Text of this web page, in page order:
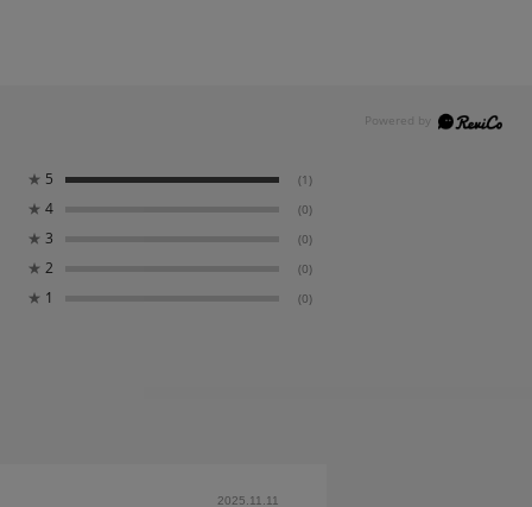
★ 5 (1)
★ 4 (0)
★ 3 (0)
★ 2 (0)
★ 1 (0)
2025.11.11